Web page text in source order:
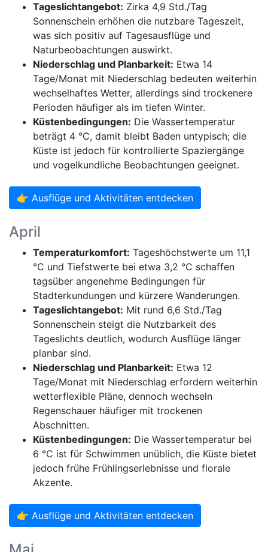
Tageslichtangebot: Zirka 4,9 Std./Tag
Sonnenschein erhöhen die nutzbare Tageszeit,
was sich positiv auf Tagesausflüge und
Naturbeobachtungen auswirkt.
Niederschlag und Planbarkeit: Etwa 14
Tage/Monat mit Niederschlag bedeuten weiterhin
wechselhaftes Wetter, allerdings sind trockenere
Perioden häufiger als im tiefen Winter.
Küstenbedingungen: Die Wassertemperatur
beträgt 4 °C, damit bleibt Baden untypisch; die
Küste ist jedoch für kontrollierte Spaziergänge
und vogelkundliche Beobachtungen geeignet.
👉 Ausflüge und Aktivitäten entdecken
April
Temperaturkomfort: Tageshöchstwerte um 11,1
°C und Tiefstwerte bei etwa 3,2 °C schaffen
tagsüber angenehme Bedingungen für
Stadterkundungen und kürzere Wanderungen.
Tageslichtangebot: Mit rund 6,6 Std./Tag
Sonnenschein steigt die Nutzbarkeit des
Tageslichts deutlich, wodurch Ausflüge länger
planbar sind.
Niederschlag und Planbarkeit: Etwa 12
Tage/Monat mit Niederschlag erfordern weiterhin
wetterflexible Pläne, dennoch wechseln
Regenschauer häufiger mit trockenen
Abschnitten.
Küstenbedingungen: Die Wassertemperatur bei
6 °C ist für Schwimmen unüblich, die Küste bietet
jedoch frühe Frühlingserlebnisse und florale
Akzente.
👉 Ausflüge und Aktivitäten entdecken